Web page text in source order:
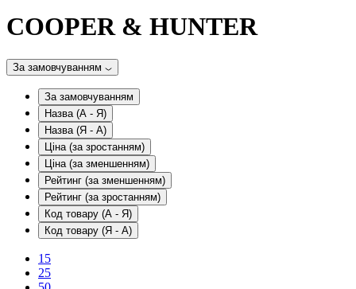
COOPER & HUNTER
За замовчуванням
За замовчуванням
Назва (А - Я)
Назва (Я - А)
Ціна (за зростанням)
Ціна (за зменшенням)
Рейтинг (за зменшенням)
Рейтинг (за зростанням)
Код товару (А - Я)
Код товару (Я - А)
15
25